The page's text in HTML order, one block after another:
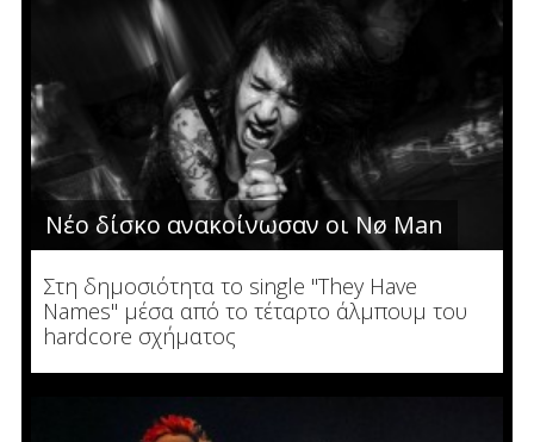
Νέο δίσκο ανακοίνωσαν οι Nø Man
Στη δημοσιότητα το single "They Have
Names" μέσα από το τέταρτο άλμπουμ του
hardcore σχήματος